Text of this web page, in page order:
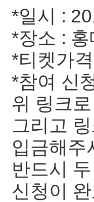
*일시 :
*장소 :
*티켓가
*참여 신
위 링크
그리고
입금해주
반드시
신청이